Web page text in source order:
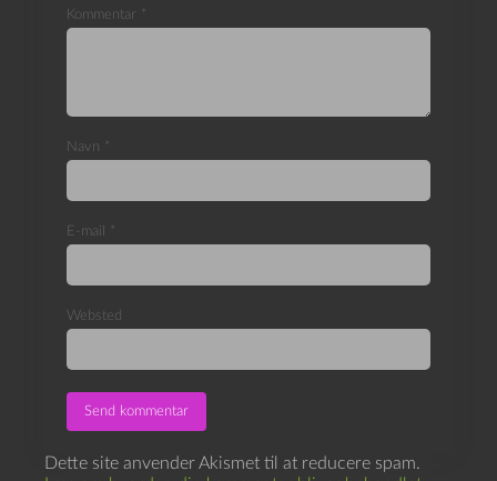
Kommentar *
Navn *
E-mail *
Websted
Dette site anvender Akismet til at reducere spam.